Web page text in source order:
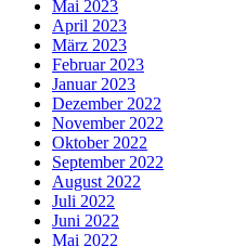
Mai 2023
April 2023
März 2023
Februar 2023
Januar 2023
Dezember 2022
November 2022
Oktober 2022
September 2022
August 2022
Juli 2022
Juni 2022
Mai 2022